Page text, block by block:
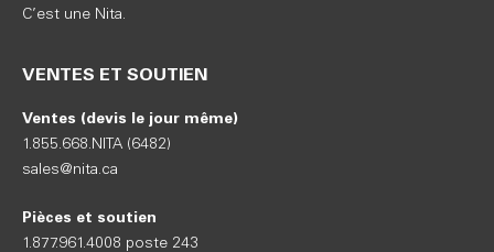
C’est une Nita.
VENTES ET SOUTIEN
Ventes (devis le jour même)
1.855.668.NITA (6482)
sales@nita.ca
Pièces et soutien
1.877.961.4008 poste 243